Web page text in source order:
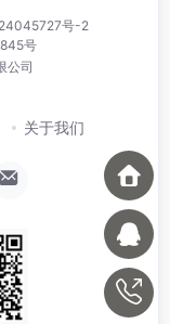
号-2
号
公司
关于我们